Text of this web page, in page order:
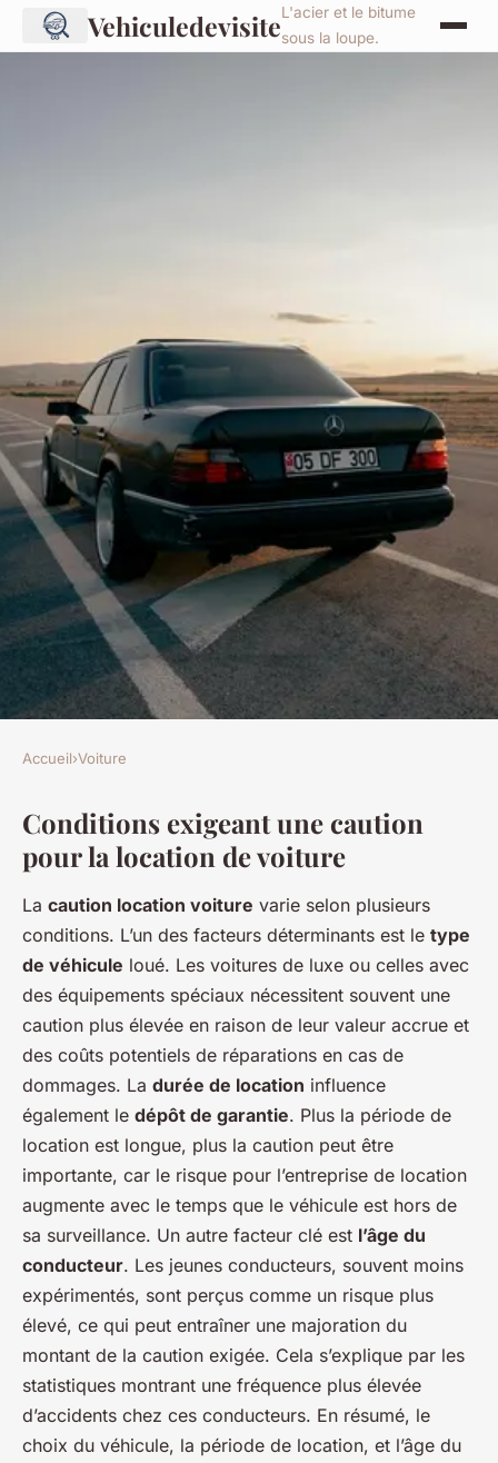
VehiculedevisiteL'acier et le bitume
sous la loupe.
Dans quels cas une caution est
exigée pour la location d'une
voiture ?
Accueil›Voiture
Conditions exigeant une caution
pour la location de voiture
La caution location voiture varie selon plusieurs
conditions. L’un des facteurs déterminants est le type
de véhicule loué. Les voitures de luxe ou celles avec
des équipements spéciaux nécessitent souvent une
caution plus élevée en raison de leur valeur accrue et
des coûts potentiels de réparations en cas de
dommages. La durée de location influence
également le dépôt de garantie. Plus la période de
location est longue, plus la caution peut être
importante, car le risque pour l’entreprise de location
augmente avec le temps que le véhicule est hors de
sa surveillance. Un autre facteur clé est l’âge du
conducteur. Les jeunes conducteurs, souvent moins
expérimentés, sont perçus comme un risque plus
élevé, ce qui peut entraîner une majoration du
montant de la caution exigée. Cela s’explique par les
statistiques montrant une fréquence plus élevée
d’accidents chez ces conducteurs. En résumé, le
choix du véhicule, la période de location, et l’âge du